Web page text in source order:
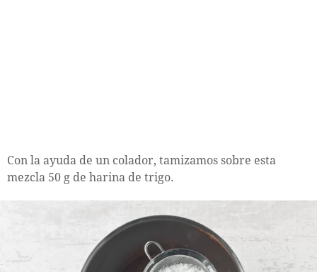
Con la ayuda de un colador, tamizamos sobre esta
mezcla 50 g de harina de trigo.